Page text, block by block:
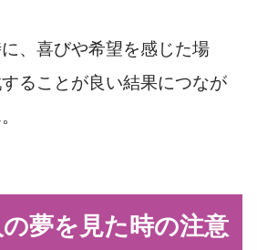
、喜びや希望を感じた場
ることが良い結果につなが
夢を見た時の注意